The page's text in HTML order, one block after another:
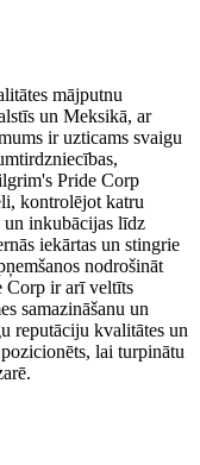
mājputnu
un Meksikā, ar
ir uzticams svaigu
Pride Corp
kontrolējot katru
un inkubācijas līdz
iekārtas un stingrie
nodrošināt
Corp ir arī veltīts
samazināšanu un
reputāciju kvalitātes un
lai turpinātu